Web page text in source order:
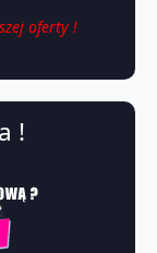
oferty !
!